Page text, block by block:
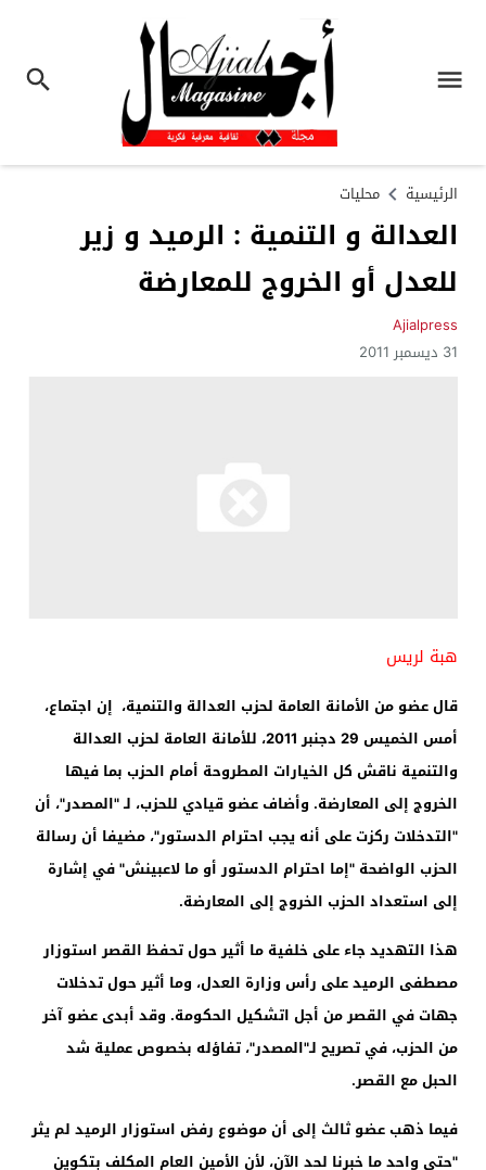
الرئيسية محليات
العدالة و التنمية : الرميد و زير
للعدل أو الخروج للمعارضة
Ajialpress
31 ديسمبر 2011
هبة لريس
قال عضو من الأمانة العامة لحزب العدالة والتنمية، إن اجتماع،
أمس الخميس 29 دجنبر 2011، للأمانة العامة لحزب العدالة
والتنمية ناقش كل الخيارات المطروحة أمام الحزب بما فيها
الخروج إلى المعارضة. وأضاف عضو قيادي للحزب، لـ "المصدر"، أن
"التدخلات ركزت على أنه يجب احترام الدستور"، مضيفا أن رسالة
الحزب الواضحة "إما احترام الدستور أو ما لاعبينش" في إشارة
إلى استعداد الحزب الخروج إلى المعارضة.
هذا التهديد جاء على خلفية ما أثير حول تحفظ القصر استوزار
مصطفى الرميد على رأس وزارة العدل، وما أثير حول تدخلات
جهات في القصر من أجل اتشكيل الحكومة. وقد أبدى عضو آخر
من الحزب، في تصريح لـ"المصدر"، تفاؤله بخصوص عملية شد
الحبل مع القصر.
فيما ذهب عضو ثالث إلى أن موضوع رفض استوزار الرميد لم يثر
"حتى واحد ما خبرنا لحد الآن، لأن الأمين العام المكلف بتكوين